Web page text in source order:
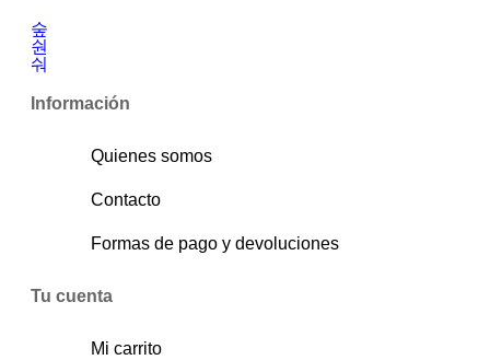
Información
Quienes somos
Contacto
Formas de pago y devoluciones
Tu cuenta
Mi carrito